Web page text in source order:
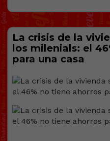
La crisis de la
los milenials: el
para una casa